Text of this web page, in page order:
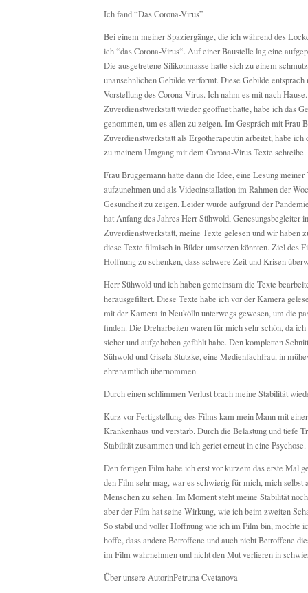
Ich fand “Das Corona-Virus”
Bei einem meiner Spaziergänge, die ich während des
ich “das Corona-Virus“. Auf einer Baustelle lag eine
Die ausgetretene Silikonmasse hatte sich zu einem
unansehnlichen Gebilde verformt. Diese Gebilde
Vorstellung des Corona-Virus. Ich nahm es mit nach
Zuverdienstwerkstatt wieder geöffnet hatte, habe ich das
genommen, um es allen zu zeigen. Im Gespräch mit Frau
Zuverdienstwerkstatt als Ergotherapeutin arbeitet, habe ich
zu meinem Umgang mit dem Corona-Virus Texte schreibe.
Frau Brüggemann hatte dann die Idee, eine Lesung
aufzunehmen und als Videoinstallation im Rahmen der
Gesundheit zu zeigen. Leider wurde aufgrund der
hat Anfang des Jahres Herr Sühwold, Genesungsbegleiter
Zuverdienstwerkstatt, meine Texte gelesen und wir haben
diese Texte filmisch in Bilder umsetzen könnten. Ziel des
Hoffnung zu schenken, dass schwere Zeit und Krisen
Herr Sühwold und ich haben gemeinsam die Texte
herausgefiltert. Diese Texte habe ich vor der Kamera
mit der Kamera in Neukölln unterwegs gewesen, um die
finden. Die Dreharbeiten waren für mich sehr schön, da
sicher und aufgehoben gefühlt habe. Den kompletten
Sühwold und Gisela Stutzke, eine Medienfachfrau, in
ehrenamtlich übernommen.
Durch einen schlimmen Verlust brach meine Stabilität
Kurz vor Fertigstellung des Films kam mein Mann mit
Krankenhaus und verstarb. Durch die Belastung und tiefe
Stabilität zusammen und ich geriet erneut in eine Psychose.
Den fertigen Film habe ich erst vor kurzem das erste Mal
den Film sehr mag, war es schwierig für mich, mich selbst
Menschen zu sehen. Im Moment steht meine Stabilität
aber der Film hat seine Wirkung, wie ich beim zweiten
So stabil und voller Hoffnung wie ich im Film bin, möchte
hoffe, dass andere Betroffene und auch nicht Betroffene
im Film wahrnehmen und nicht den Mut verlieren in
Über unsere AutorinPetruna Cvetanova